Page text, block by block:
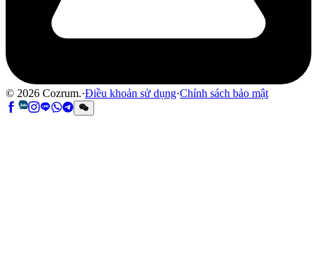
© 2026 Cozrum.·Điều khoản sử dụng·Chính sách bảo mật